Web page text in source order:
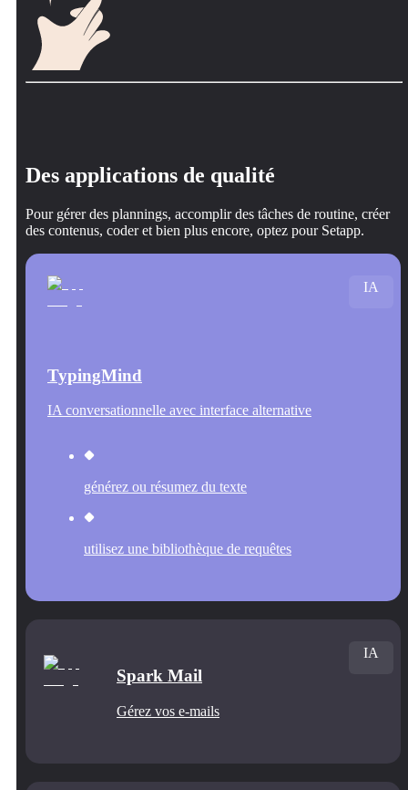
Des applications de qualité
Pour gérer des plannings, accomplir des tâches de routine, créer
des contenus, coder et bien plus encore, optez pour Setapp.
TypingMind
IA conversationnelle avec interface alternative
générez ou résumez du texte
utilisez une bibliothèque de requêtes
IA
Spark Mail
Gérez vos e-mails
IA